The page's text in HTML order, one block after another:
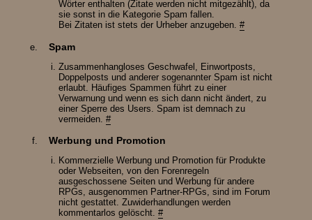
Wörter enthalten (Zitate werden nicht mitgezählt), da
sie sonst in die Kategorie Spam fallen.
Bei Zitaten ist stets der Urheber anzugeben.#
Spam
Zusammenhangloses Geschwafel, Einwortposts,
Doppelposts und anderer sogenannter Spam ist nicht
erlaubt. Häufiges Spammen führt zu einer
Verwarnung und wenn es sich dann nicht ändert, zu
einer Sperre des Users. Spam ist demnach zu
vermeiden.#
Werbung und Promotion
Kommerzielle Werbung und Promotion für Produkte
oder Webseiten, von den Forenregeln
ausgeschossene Seiten und Werbung für andere
RPGs, ausgenommen Partner-RPGs, sind im Forum
nicht gestattet. Zuwiderhandlungen werden
kommentarlos gelöscht.#